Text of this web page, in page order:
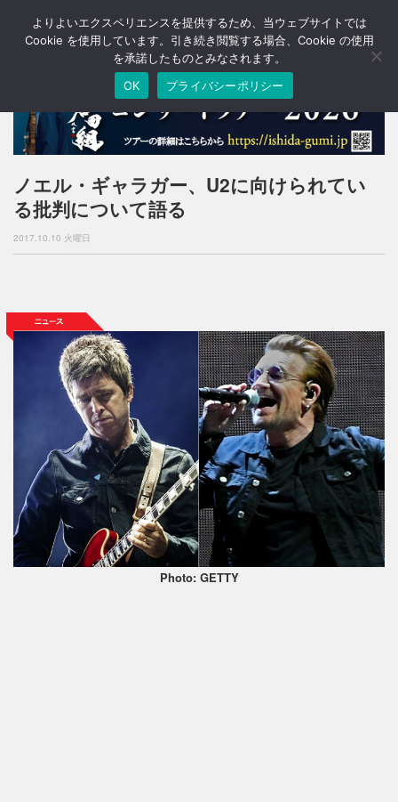
T
o
a
v
g
o
ノエル・ギャラガー、U2に向けられてい
る批判について語る
2017.10.10 火曜日
Photo: GETTY
よりよいエクスペリエンスを提供するため、当ウェブサイトでは
Cookie を使用しています。引き続き閲覧する場合、Cookie の使用
を承諾したものとみなされます。
OK
プライバシーポリシー